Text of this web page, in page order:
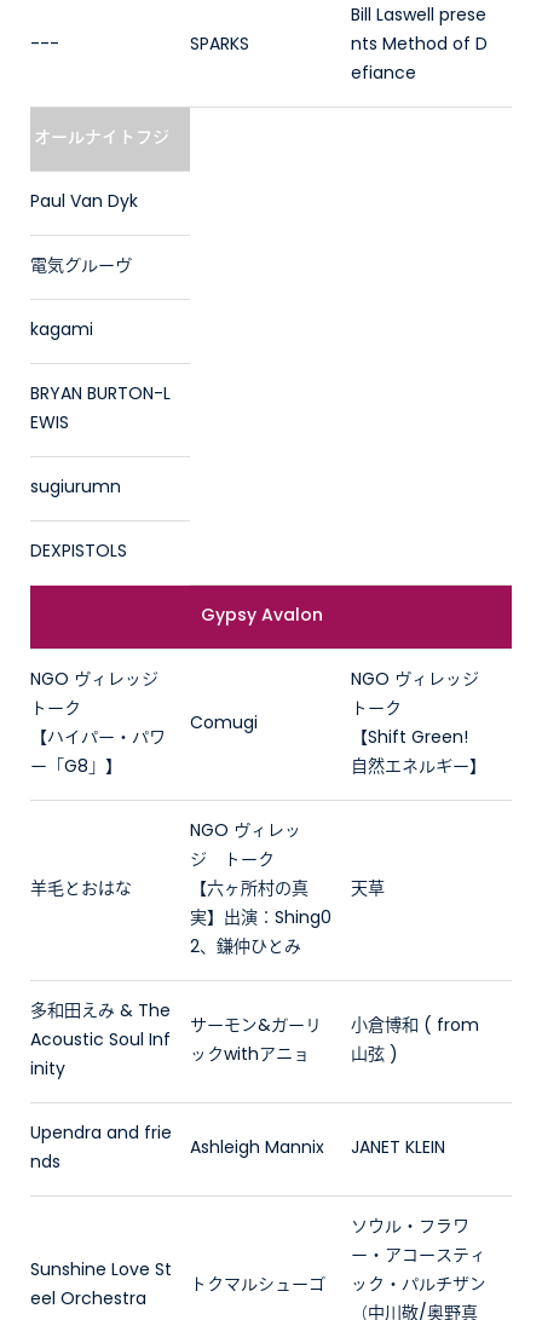
--- SPARKS
Bill Laswell prese
nts Method of D
efiance
オールナイトフジ
Paul Van Dyk
電気グルーヴ
kagami
BRYAN BURTON-L
EWIS
sugiurumn
DEXPISTOLS
Gypsy Avalon
NGO ヴィレッジ
トーク
【ハイパー・パワ
ー「G8」】
Comugi
NGO ヴィレッジ
トーク
【Shift Green!
自然エネルギー】
羊毛とおはな
NGO ヴィレッ
ジ トーク
【六ヶ所村の真
実】出演：Shing0
2、鎌仲ひとみ
天草
多和田えみ & The
Acoustic Soul Inf
inity
サーモン&ガーリ
ックwithアニョ
小倉博和 ( from
山弦 )
Upendra and frie
nds
Ashleigh Mannix JANET KLEIN
Sunshine Love St
eel Orchestra
トクマルシューゴ
ソウル・フラワ
ー・アコースティ
ック・パルチザン